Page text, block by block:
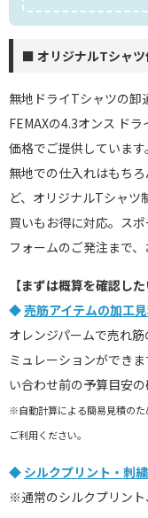
■ オリジナルTシャツ
無地ドライTシャツの卸
FEMAXの4.3オンス ド
価格でご提供しています。
無地での仕入れはもち
ど、オリジナルTシャツ
買いもお得に対応。ス
フォームのご発注まで
【まずは概算を確認した
◆売筋アイテムの加工
オレンジパームで売れ
ミュレーションができ
い合わせ前の予算目安
※自動計算による簡易見積のた
ご利用ください。
◆ シルクプリント・刺
※通常のシルクプリント